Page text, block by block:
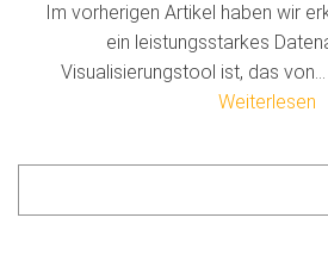
Im vorherigen Artikel haben wir
ein leistungsstarkes
Visualisierungstool ist, das
Weiterlesen